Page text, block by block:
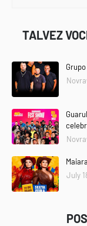
TALVEZ
July